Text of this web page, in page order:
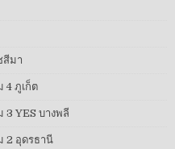
สีมา
4 ภูเก็ต
YES บางพลี
2 อุดรธานี